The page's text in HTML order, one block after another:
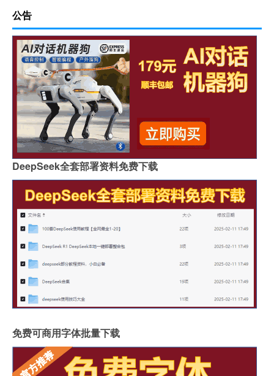
公告
DeepSeek全套部署资料免费下载
免费可商用字体批量下载